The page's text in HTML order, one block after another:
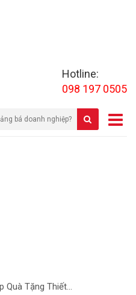
Hotline:
098 197 0505
Quà Tặng Thiết...